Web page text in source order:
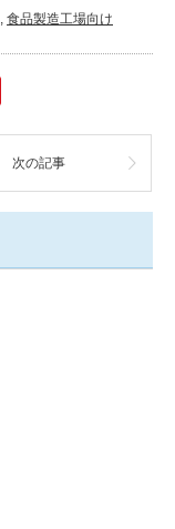
食品製造工場向け
次の記事